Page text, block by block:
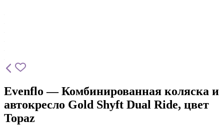
Evenflo — Комбинированная коляска и
автокресло Gold Shyft Dual Ride, цвет
Topaz